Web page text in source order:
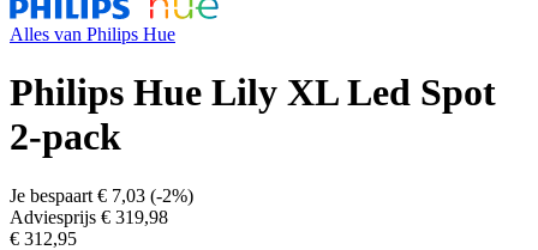
Alles van Philips Hue
Philips Hue Lily XL Led Spot
2-pack
Je bespaart € 7,03 (-2%)
Adviesprijs € 319,98
€ 312,95